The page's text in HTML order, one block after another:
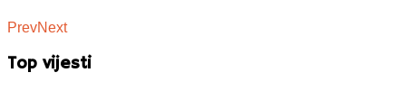
PrevNext
Top vijesti